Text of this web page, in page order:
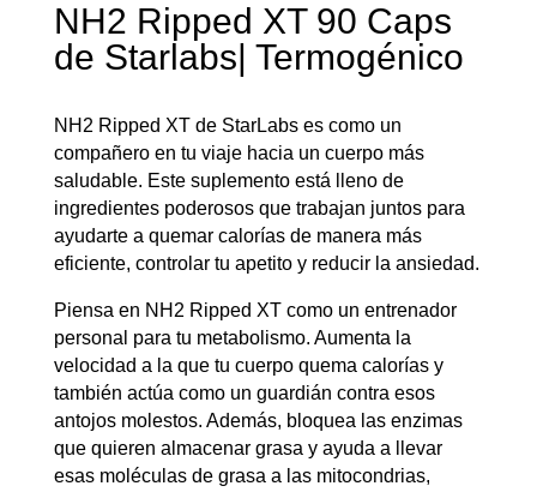
NH2 Ripped XT 90 Caps
de Starlabs| Termogénico
NH2 Ripped XT de StarLabs es como un
compañero en tu viaje hacia un cuerpo más
saludable. Este suplemento está lleno de
ingredientes poderosos que trabajan juntos para
ayudarte a quemar calorías de manera más
eficiente, controlar tu apetito y reducir la ansiedad.
Piensa en NH2 Ripped XT como un entrenador
personal para tu metabolismo. Aumenta la
velocidad a la que tu cuerpo quema calorías y
también actúa como un guardián contra esos
antojos molestos. Además, bloquea las enzimas
que quieren almacenar grasa y ayuda a llevar
esas moléculas de grasa a las mitocondrias,